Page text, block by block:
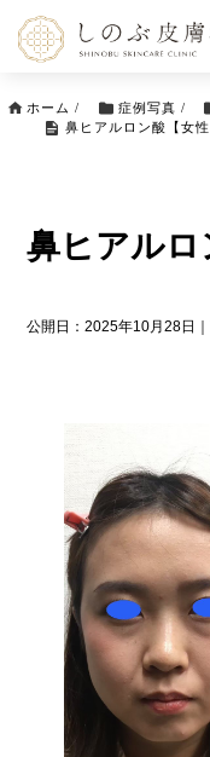
ホーム / 症例写真 /
鼻ヒアルロン酸【女性
鼻ヒアルロ
公開日：2025年10月28日